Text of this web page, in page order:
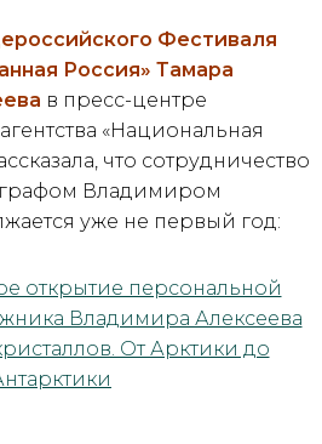
Фестиваля
Россия» Тамара
в пресс-центре
«Национальная
что сотрудничество
Владимиром
уже не первый год: